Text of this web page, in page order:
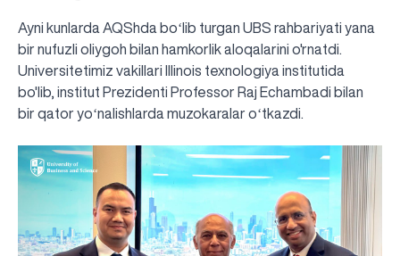
Ayni kunlarda AQShda boʻlib turgan UBS rahbariyati yana
bir nufuzli oliygoh bilan hamkorlik aloqalarini o'rnatdi.
Universitetimiz vakillari Illinois texnologiya institutida
bo'lib, institut Prezidenti Professor Raj Echambadi bilan
bir qator yoʻnalishlarda muzokaralar oʻtkazdi.